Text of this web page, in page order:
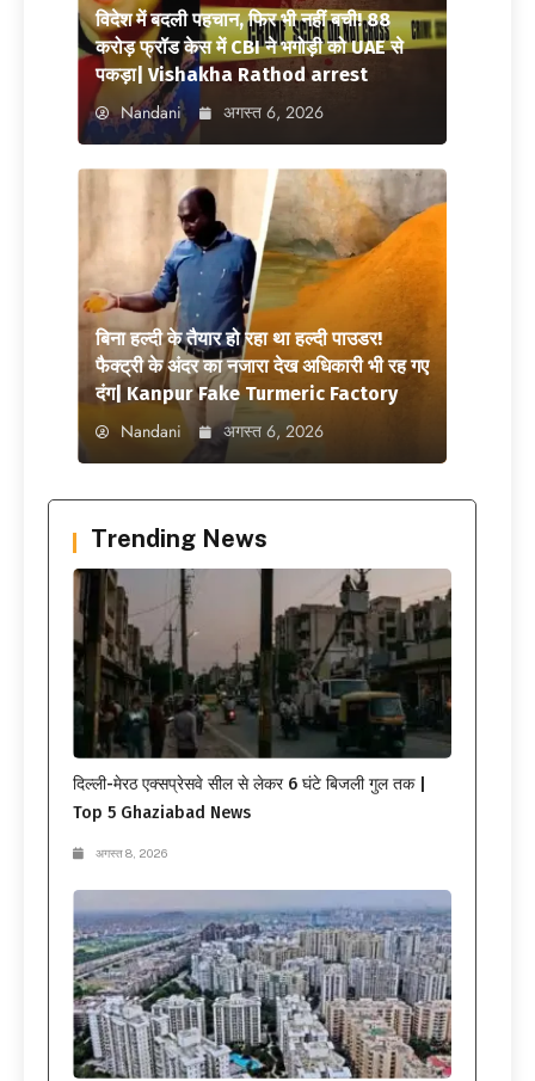
विदेश में बदली पहचान, फिर भी नहीं बची! 88
करोड़ फ्रॉड केस में CBI ने भगोड़ी को UAE से
पकड़ा| Vishakha Rathod arrest
Nandani अगस्त 6, 2026
बिना हल्दी के तैयार हो रहा था हल्दी पाउडर!
फैक्ट्री के अंदर का नजारा देख अधिकारी भी रह गए
दंग| Kanpur Fake Turmeric Factory
Nandani अगस्त 6, 2026
Trending News
दिल्ली-मेरठ एक्सप्रेसवे सील से लेकर 6 घंटे बिजली गुल तक |
Top 5 Ghaziabad News
अगस्त 8, 2026